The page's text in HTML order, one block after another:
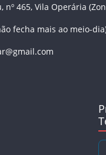
nº 465, Vila Operária
fecha mais ao meio-